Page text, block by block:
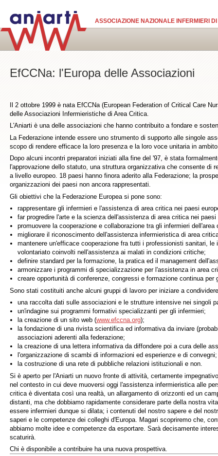
ASSOCIAZIONE NAZIONALE INFERMIERI
EfCCNa: l'Europa delle Associazioni
Il 2 ottobre 1999 è nata EfCCNa (European Federation of Critical Care
delle Associazioni Infermieristiche di Area Critica.
L'Aniarti è una delle associazioni che hanno contribuito a fondare e
La Federazione intende essere uno strumento di supporto alle singole
scopo di rendere efficace la loro presenza e la loro voce unitaria in
Dopo alcuni incontri preparatori iniziati alla fine del '97, è stata
l'approvazione dello statuto, una struttura organizzativa che consente di
a livello europeo. 18 paesi hanno finora aderito alla Federazione; la
organizzazioni dei paesi non ancora rappresentati.
Gli obiettivi che la Federazione Europea si pone sono:
rappresentare gli infermieri e l'assistenza di area critica nei paesi
far progredire l'arte e la scienza dell'assistenza di area critica nei paesi
promuovere la cooperazione e collaborazione tra gli infermieri dell'area
migliorare il riconoscimento dell'assistenza infermieristica di area
mantenere un'efficace cooperazione fra tutti i professionisti sanitari,
volontariato coinvolti nell'assistenza ai malati in condizioni critiche;
definire standard per la formazione, la pratica ed il management
armonizzare i programmi di specializzazione per l'assistenza in area
creare opportunità di conferenze, congressi e formazione continua per
Sono stati costituiti anche alcuni gruppi di lavoro per iniziare a
una raccolta dati sulle associazioni e le strutture intensive nei singoli
un'indagine sui programmi formativi specializzanti per gli infermieri;
la creazione di un sito web (www.efccna.org);
la fondazione di una rivista scientifica ed informativa da inviare
associazioni aderenti alla federazione;
la creazione di una lettera informativa da diffondere poi a cura delle
l'organizzazione di scambi di informazioni ed esperienze e di convegni;
la costruzione di una rete di pubbliche relazioni istituzionali e non.
Si è aperto per l'Aniarti un nuovo fronte di attività, certamente
nel contesto in cui deve muoversi oggi l'assistenza infermieristica alle
critica è diventata così una realtà, un allargamento di orizzonti ed un
distanti, ma che dobbiamo rapidamente considerare parte della nostra
essere infermieri dunque si dilata; i contenuti del nostro sapere e del
saperi e le competenze dei colleghi d'Europa. Magari scopriremo che,
abbiamo molte idee e competenze da esportare. Sarà decisamente
scaturirà.
Chi è disponibile a contribuire ha una nuova prospettiva.